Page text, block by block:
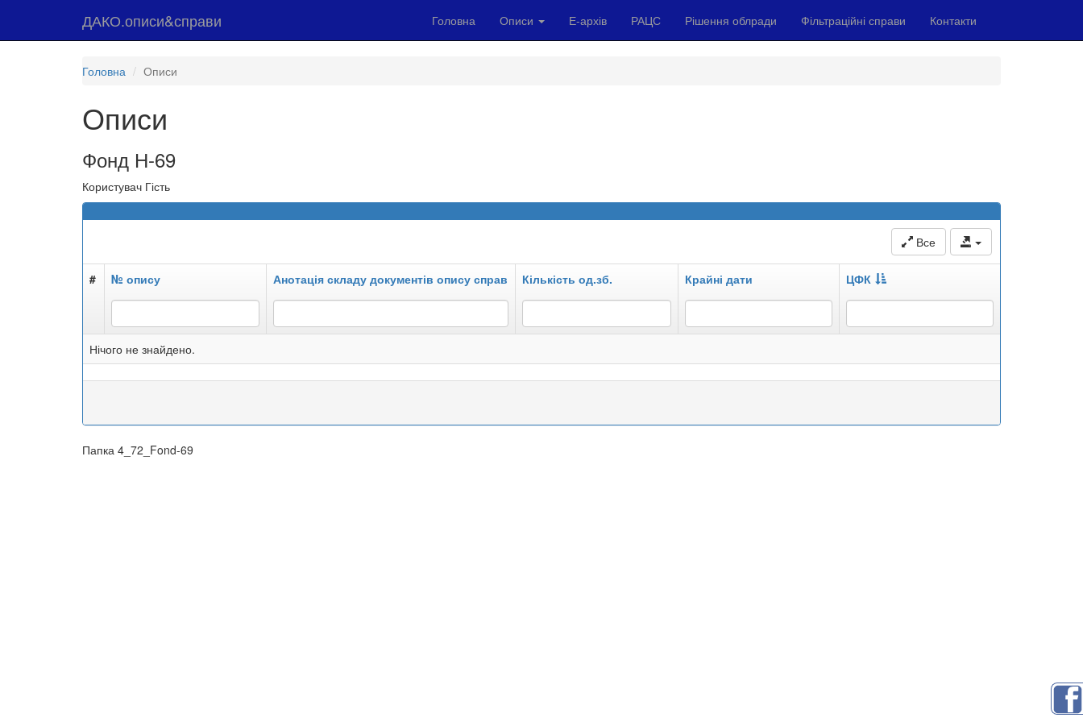
ДАКО.описи&справи Головна Описи Е-архів РАЦС Рішення облради Фільтраційні справи Контакти
Головна Описи
Описи
Фонд Н-69
Користувач Гість
Все
# № опису Анотація складу документів опису справ Кількість од.зб. Крайні дати ЦФК
Нічого не знайдено.
Папка 4_72_Fond-69